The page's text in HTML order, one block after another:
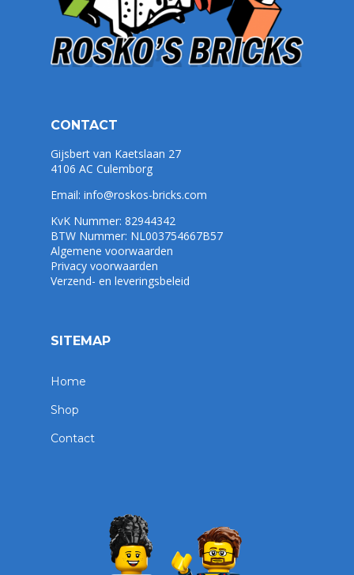
CONTACT
Gijsbert van Kaetslaan 27
4106 AC Culemborg
Email: info@roskos-bricks.com
KvK Nummer: 82944342
BTW Nummer: NL003754667B57
Algemene voorwaarden
Privacy voorwaarden
Verzend- en leveringsbeleid
SITEMAP
Home
Shop
Contact